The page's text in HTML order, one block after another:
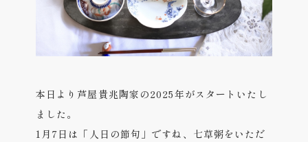
本日より芦屋貴兆陶家の2025年がスタートいたし
ました。
1月7日は「人日の節句」ですね、七草粥をいただ